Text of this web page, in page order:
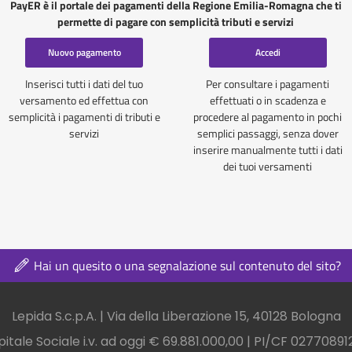
PayER è il portale dei pagamenti della Regione Emilia-Romagna che ti
permette di pagare con semplicità tributi e servizi
Nuovo pagamento
Inserisci tutti i dati del tuo
versamento ed effettua con
semplicità i pagamenti di tributi e
servizi
Accedi
Per consultare i pagamenti
effettuati o in scadenza e
procedere al pagamento in pochi
semplici passaggi, senza dover
inserire manualmente tutti i dati
dei tuoi versamenti
Hai un quesito o una segnalazione sul contenuto del sito?
footer
Lepida S.c.p.A. | Via della Liberazione 15, 40128 Bologna
Sociale i.v. ad oggi € 69.881.000,00 | PI/CF